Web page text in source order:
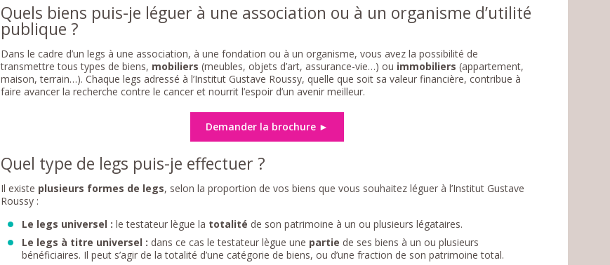
Quels biens puis-je léguer à une association ou à un organisme d’utilité
publique ?
Dans le cadre d’un legs à une association, à une fondation ou à un organisme, vous avez la possibilité de
transmettre tous types de biens, mobiliers (meubles, objets d’art, assurance-vie…) ou immobiliers (appartement,
maison, terrain…). Chaque legs adressé à l’Institut Gustave Roussy, quelle que soit sa valeur financière, contribue à
faire avancer la recherche contre le cancer et nourrit l’espoir d’un avenir meilleur.
Demander la brochure ►
Quel type de legs puis-je effectuer ?
Il existe plusieurs formes de legs, selon la proportion de vos biens que vous souhaitez léguer à l’Institut Gustave
Roussy :
Le legs universel : le testateur lègue la totalité de son patrimoine à un ou plusieurs légataires.
Le legs à titre universel : dans ce cas le testateur lègue une partie de ses biens à un ou plusieurs
bénéficiaires. Il peut s’agir de la totalité d’une catégorie de biens, ou d’une fraction de son patrimoine total.